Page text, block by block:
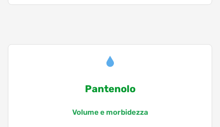
Pantenolo
Volume e morbidezza